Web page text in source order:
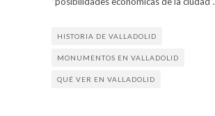
HISTORIA DE VALLADOLID
MONUMENTOS EN VALLADOLID
QUÉ VER EN VALLADOLID